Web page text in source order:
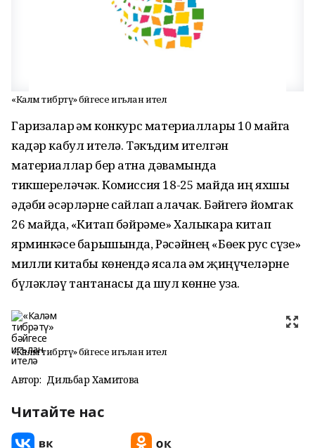
«Каләм тибрәтү» бәйгесе игълан ителә
Гаризалар һәм конкурс материаллары 10 майга
кадәр кабул ителә. Тәкъдим ителгән
материаллар бер атна дәвамында
тикшереләчәк. Комиссия 18-25 майда иң яхшы
әдәби әсәрләрне сайлап алачак. Бәйгегә йомгак
26 майда, «Китап бәйрәме» Халыкара китап
ярминкәсе барышында, Рәсәйнең «Бөек рус сүзе»
милли китабы көнендә ясала һәм җиңүчеләрне
бүләкләү тантанасы да шул көнне уза.
«Каләм тибрәтү» бәйгесе игълан ителә
Автор: Дильбар Хамитова
Читайте нас